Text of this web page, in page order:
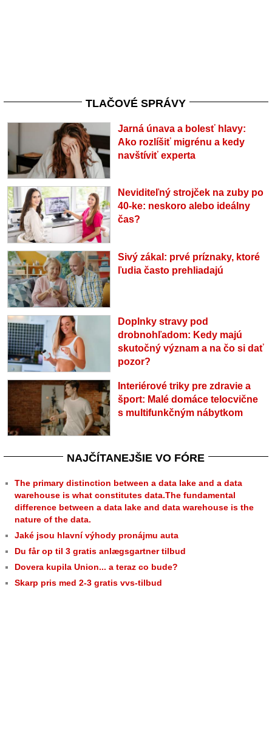
TLAČOVÉ SPRÁVY
Jarná únava a bolesť hlavy:
Ako rozlíšiť migrénu a kedy
navštíviť experta
Neviditeľný strojček na zuby po
40-ke: neskoro alebo ideálny
čas?
Sivý zákal: prvé príznaky, ktoré
ľudia často prehliadajú
Doplnky stravy pod
drobnohľadom: Kedy majú
skutočný význam a na čo si dať
pozor?
Interiérové triky pre zdravie a
šport: Malé domáce telocvične
s multifunkčným nábytkom
NAJČÍTANEJŠIE VO FÓRE
The primary distinction between a data lake and a data
warehouse is what constitutes data.The fundamental
difference between a data lake and data warehouse is the
nature of the data.
Jaké jsou hlavní výhody pronájmu auta
Du får op til 3 gratis anlægsgartner tilbud
Dovera kupila Union... a teraz co bude?
Skarp pris med 2-3 gratis vvs-tilbud